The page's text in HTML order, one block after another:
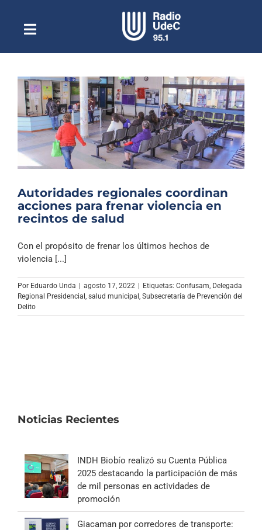
contenidoToggle
NavigationEscuchar Radio UdeC en vivo
Quiénes Somos
Programación
Podcast
Noticias
Columnas
Música Clásica
Especiales
Autoridades regionales coordinan
acciones para frenar violencia en
recintos de salud
Con el propósito de frenar los últimos hechos de
violencia [...]
Por Eduardo Unda | agosto 17, 2022 | Etiquetas: Confusam Delegada
Regional Presidencial salud municipal Subsecretaría de Prevención del
Delito
Noticias Recientes
INDH Biobío realizó su Cuenta Pública
2025 destacando la participación de más
de mil personas en actividades de
promoción
Giacaman por corredores de transporte: